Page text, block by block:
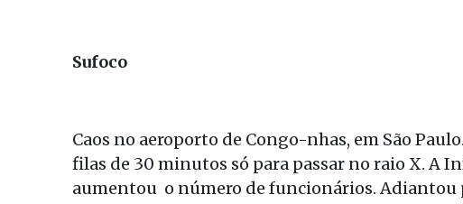
Sufoco
Caos no aeroporto de Congo-nhas, em São
filas de 30 minutos só para passar no raio X. A
aumentou o número de funcionários. Adiantou